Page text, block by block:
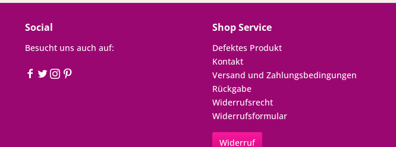
Social
Besucht uns auch auf:
Shop Service
Defektes Produkt
Kontakt
Versand und Zahlungsbedingungen
Rückgabe
Widerrufsrecht
Widerrufsformular
Widerruf